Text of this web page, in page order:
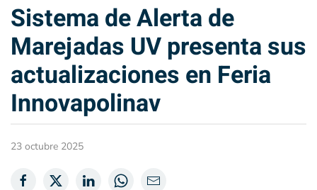
Sistema de Alerta de
Marejadas UV presenta sus
actualizaciones en Feria
Innovapolinav
23 octubre 2025